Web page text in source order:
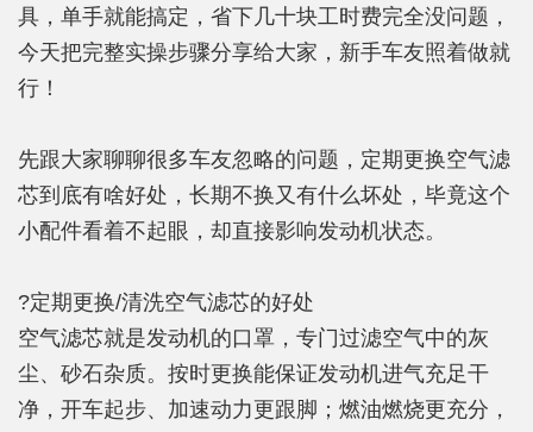
具，单手就能搞定，省下几十块工时费完全没问题，
今天把完整实操步骤分享给大家，新手车友照着做就
行！
先跟大家聊聊很多车友忽略的问题，定期更换空气滤
芯到底有啥好处，长期不换又有什么坏处，毕竟这个
小配件看着不起眼，却直接影响发动机状态。
?定期更换/清洗空气滤芯的好处
空气滤芯就是发动机的口罩，专门过滤空气中的灰
尘、砂石杂质。按时更换能保证发动机进气充足干
净，开车起步、加速动力更跟脚；燃油燃烧更充分，